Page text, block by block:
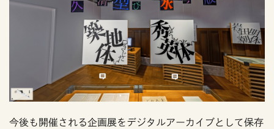
今後も開催される企画展をデジタルアーカイブとして保存